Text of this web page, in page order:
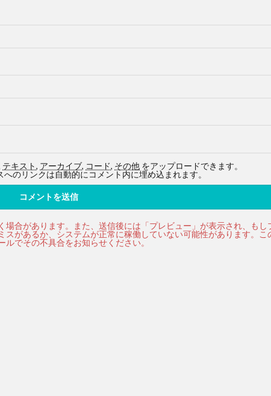
テキスト, アーカイブ, コード, その他 をアップロードできます。
のリンクは自動的にコメント内に埋め込まれます。